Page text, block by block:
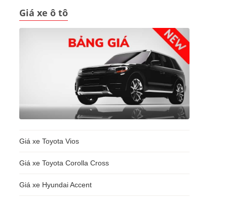
Giá xe ô tô
Giá xe Toyota Vios
Giá xe Toyota Corolla Cross
Giá xe Hyundai Accent